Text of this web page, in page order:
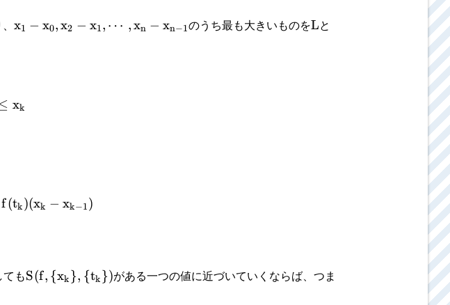
x1 − x0,x2 − x1, ⋯ ,xn − xn−1のうち最も大きいものをLと
xk
f(tk )(xk − xk−1)
てもS(f, {xk}, {tk })がある一つの値に近づいていくならば、つま